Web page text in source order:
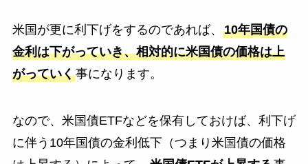
米国が更に利下げをするのであれば、 10年国債の
金利は下がっていき、相対的に米国債の価格は上
がっていく事になります。
なので、米国債ETFなどを保有しておけば、利下げ
に伴う10年国債の金利低下（つまり米国債の価格